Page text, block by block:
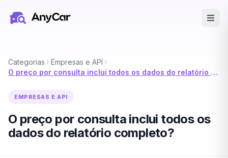
Categorias
Empresas e API
O preço por consulta inclui todos os dados do relatório completo?
EMPRESAS E API
O preço por consulta inclui todos os
dados do relatório completo?